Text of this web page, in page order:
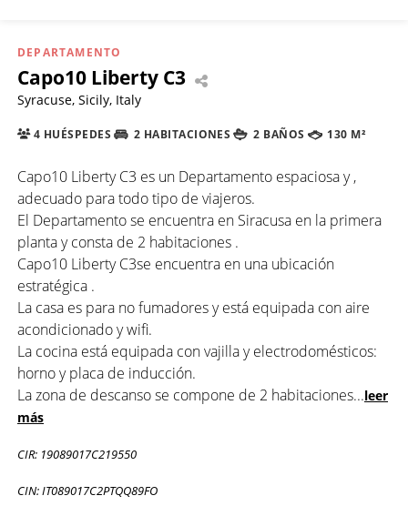
DEPARTAMENTO
Capo10 Liberty C3
Syracuse, Sicily, Italy
4 HUÉSPEDES 2 HABITACIONES 2 BAÑOS 130 M²
Capo10 Liberty C3 es un Departamento espaciosa y ,
adecuado para todo tipo de viajeros.
El Departamento se encuentra en Siracusa en la primera
planta y consta de 2 habitaciones .
Capo10 Liberty C3se encuentra en una ubicación
estratégica .
La casa es para no fumadores y está equipada con aire
acondicionado y wifi.
La cocina está equipada con vajilla y electrodomésticos:
horno y placa de inducción.
La zona de descanso se compone de 2 habitaciones...leer
más
CIR: 19089017C219550
CIN: IT089017C2PTQQ89FO